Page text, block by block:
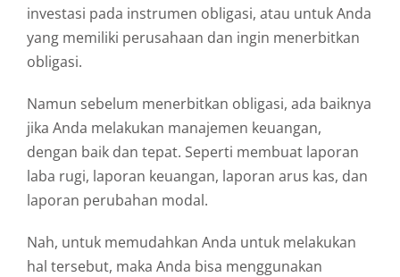
investasi pada instrumen obligasi, atau untuk Anda
yang memiliki perusahaan dan ingin menerbitkan
obligasi.
Namun sebelum menerbitkan obligasi, ada baiknya
jika Anda melakukan manajemen keuangan,
dengan baik dan tepat. Seperti membuat laporan
laba rugi, laporan keuangan, laporan arus kas, dan
laporan perubahan modal.
Nah, untuk memudahkan Anda untuk melakukan
hal tersebut, maka Anda bisa menggunakan